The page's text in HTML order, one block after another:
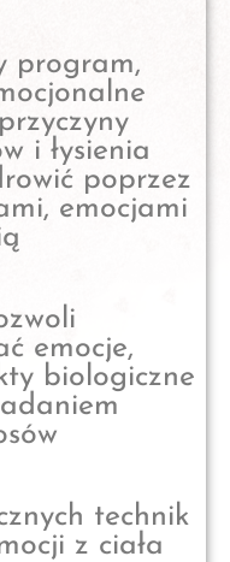
program,
i łysienia
poprzez
emocjami
emocje,
biologiczne
technik
z ciała